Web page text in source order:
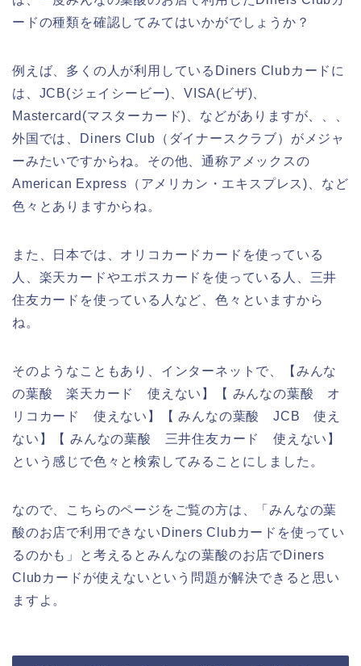
ードの種類を確認してみてはいかがでしょうか？
例えば、多くの人が利用しているDiners Clubカードに
は、JCB(ジェイシービー)、VISA(ビザ)、
Mastercard(マスターカード)、などがありますが、、、
外国では、Diners Club（ダイナースクラブ）がメジャ
ーみたいですからね。その他、通称アメックスの
American Express（アメリカン・エキスプレス)、など
色々とありますからね。
また、日本では、オリコカードカードを使っている
人、楽天カードやエポスカードを使っている人、三井
住友カードを使っている人など、色々といますから
ね。
そのようなこともあり、インターネットで、【みんな
の葉酸 楽天カード 使えない】【 みんなの葉酸 オ
リコカード 使えない】【 みんなの葉酸 JCB 使え
ない】【 みんなの葉酸 三井住友カード 使えない】
という感じで色々と検索してみることにしました。
なので、こちらのページをご覧の方は、「みんなの葉
酸のお店で利用できないDiners Clubカードを使ってい
るのかも」と考えるとみんなの葉酸のお店でDiners
Clubカードが使えないという問題が解決できると思い
ますよ。